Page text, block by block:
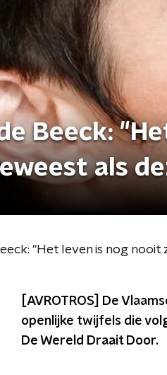
Beeck:
als
"Het leven is nog nooit
[AVROTROS] De
openlijke twijfels die
De Wereld Draait Door.